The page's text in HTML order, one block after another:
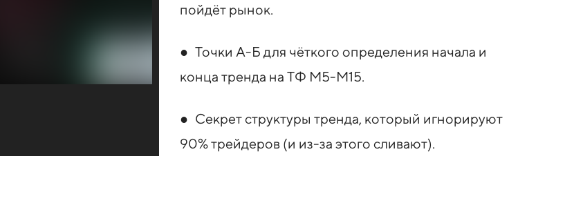
пойдёт рынок.
● Точки А-Б для чёткого определения начала и
конца тренда на ТФ М5-М15.
● Секрет структуры тренда, который игнорируют
90% трейдеров (и из-за этого сливают).